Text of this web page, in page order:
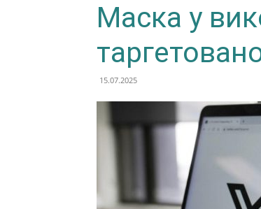
Маска у
15.07.2025